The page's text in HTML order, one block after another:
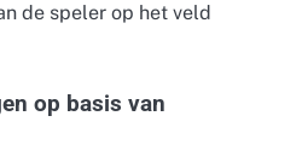
de speler op het veld
op basis van